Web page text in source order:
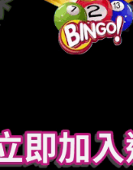
娛樂城註冊
通博娛樂
2024-